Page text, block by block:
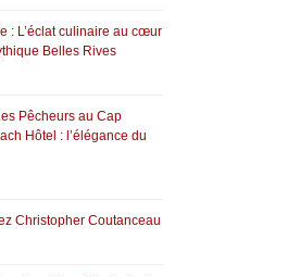
: L’éclat culinaire au cœur
Belles Rives
Pêcheurs au Cap
Hôtel : l’élégance du
Christopher Coutanceau